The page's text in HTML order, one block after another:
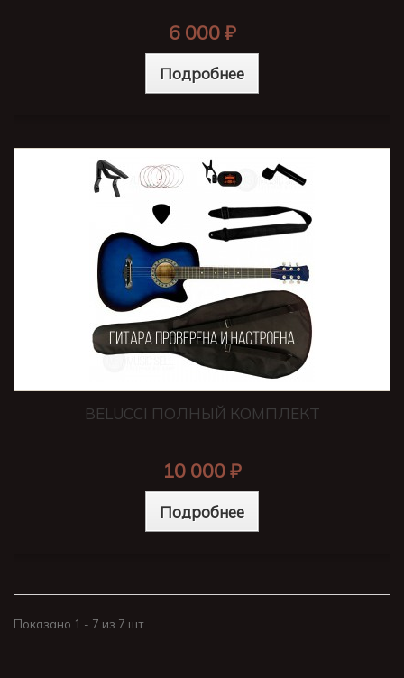
6 000 ₽
Подробнее
BELUCCI ПОЛНЫЙ КОМПЛЕКТ
10 000 ₽
Подробнее
Показано 1 - 7 из 7 шт